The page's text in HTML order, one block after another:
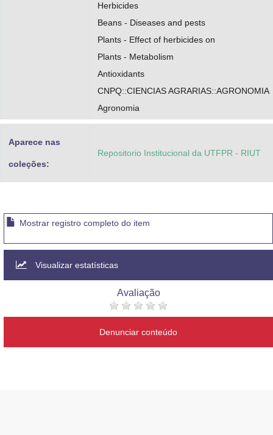
Herbicides
Beans - Diseases and pests
Plants - Effect of herbicides on
Plants - Metabolism
Antioxidants
CNPQ::CIENCIAS AGRARIAS::AGRONOMIA
Agronomia
Aparece nas
coleções:
Repositorio Institucional da UTFPR - RIUT
Mostrar registro completo do item
Visualizar estatísticas
Avaliação
Denunciar conteúdo